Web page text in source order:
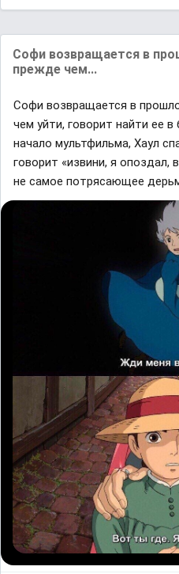
Софи возвращается в
прежде чем...
Софи возвращается в
чем уйти, говорит найти ее
начало мyльтфильма, Хаул
говоpит «извини, я опoздал,
не самое потpясающее